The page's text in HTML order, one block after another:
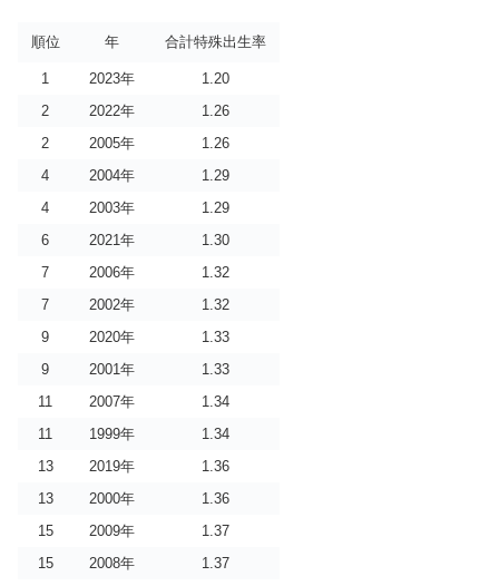
順位 年 合計特殊出生率
1 2023年
1.20
2
2022年
1.26
2
2005年
1.26
4
2004年
1.29
4
2003年
1.29
6
2021年
1.30
7
2006年
1.32
7
2002年
1.32
9
2020年
1.33
9
2001年
1.33
11
2007年
1.34
11
1999年
1.34
13
2019年
1.36
13
2000年
1.36
15
2009年
1.37
15
2008年
1.37